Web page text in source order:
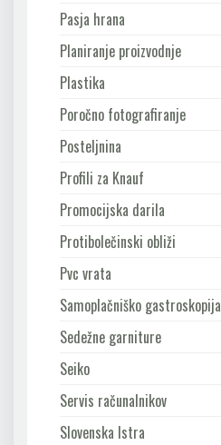
Pasja hrana
Planiranje proizvodnje
Plastika
Poročno fotografiranje
Posteljnina
Profili za Knauf
Promocijska darila
Protibolečinski obliži
Pvc vrata
Samoplačniško gastroskopija
Sedežne garniture
Seiko
Servis računalnikov
Slovenska Istra